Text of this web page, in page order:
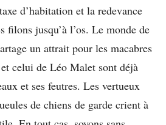
d’habitation et la redevance
filons jusqu’à l’os. Le monde de
un attrait pour les macabres
celui de Léo Malet sont déjà
et ses feutres. Les vertueux
de chiens de garde crient à